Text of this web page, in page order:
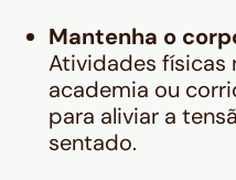
Mantenha o
Atividades físicas
academia ou
para aliviar a
sentado.